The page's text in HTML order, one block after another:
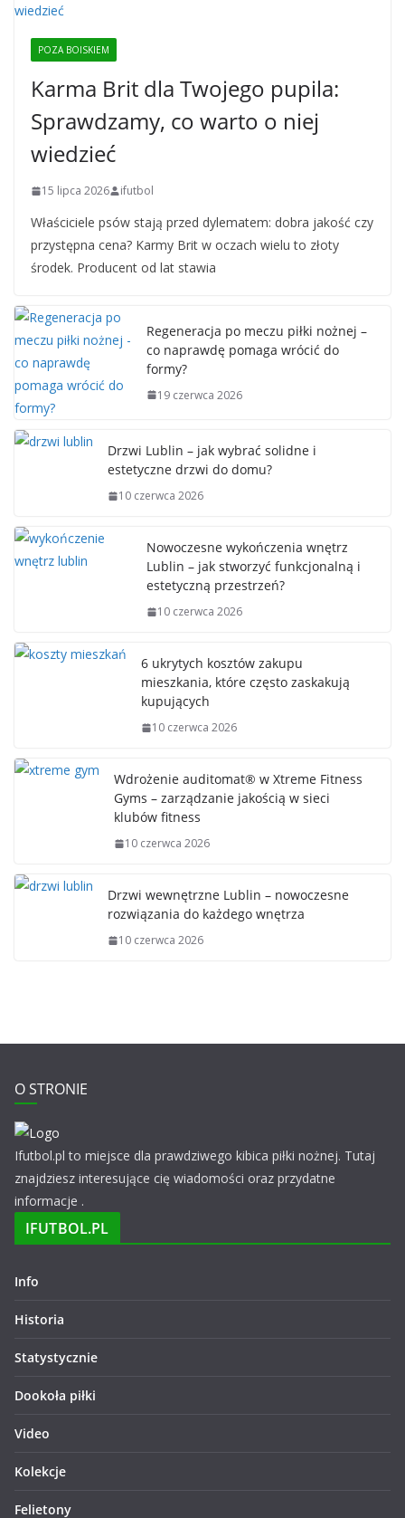
POZA BOISKIEM
Karma Brit dla Twojego pupila:
Sprawdzamy, co warto o niej
wiedzieć
15 lipca 2026 ifutbol
Właściciele psów stają przed dylematem: dobra jakość czy
przystępna cena? Karmy Brit w oczach wielu to złoty
środek. Producent od lat stawia
Regeneracja po meczu piłki nożnej –
co naprawdę pomaga wrócić do
formy?
19 czerwca 2026
Drzwi Lublin – jak wybrać solidne i
estetyczne drzwi do domu?
10 czerwca 2026
Nowoczesne wykończenia wnętrz
Lublin – jak stworzyć funkcjonalną i
estetyczną przestrzeń?
10 czerwca 2026
6 ukrytych kosztów zakupu
mieszkania, które często zaskakują
kupujących
10 czerwca 2026
Wdrożenie auditomat® w Xtreme Fitness
Gyms – zarządzanie jakością w sieci
klubów fitness
10 czerwca 2026
Drzwi wewnętrzne Lublin – nowoczesne
rozwiązania do każdego wnętrza
10 czerwca 2026
O STRONIE
Ifutbol.pl to miejsce dla prawdziwego kibica piłki nożnej. Tutaj
znajdziesz interesujące cię wiadomości oraz przydatne
informacje .
IFUTBOL.PL
Info
Historia
Statystycznie
Dookoła piłki
Video
Kolekcje
Felietony